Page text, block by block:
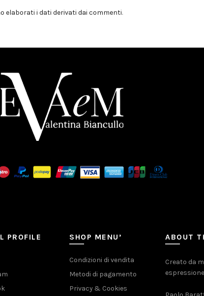
elaborati i dati derivati dai commenti.
PROFILE SHOP MENU’
Condizioni di vendita
Metodi di pagamento
Privacy & Cookies
ABOUT
Creato da